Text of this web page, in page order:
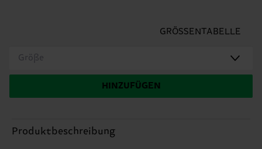
GRÖSSENTABELLE
Größe
HINZUFÜGEN
Produktbeschreibung